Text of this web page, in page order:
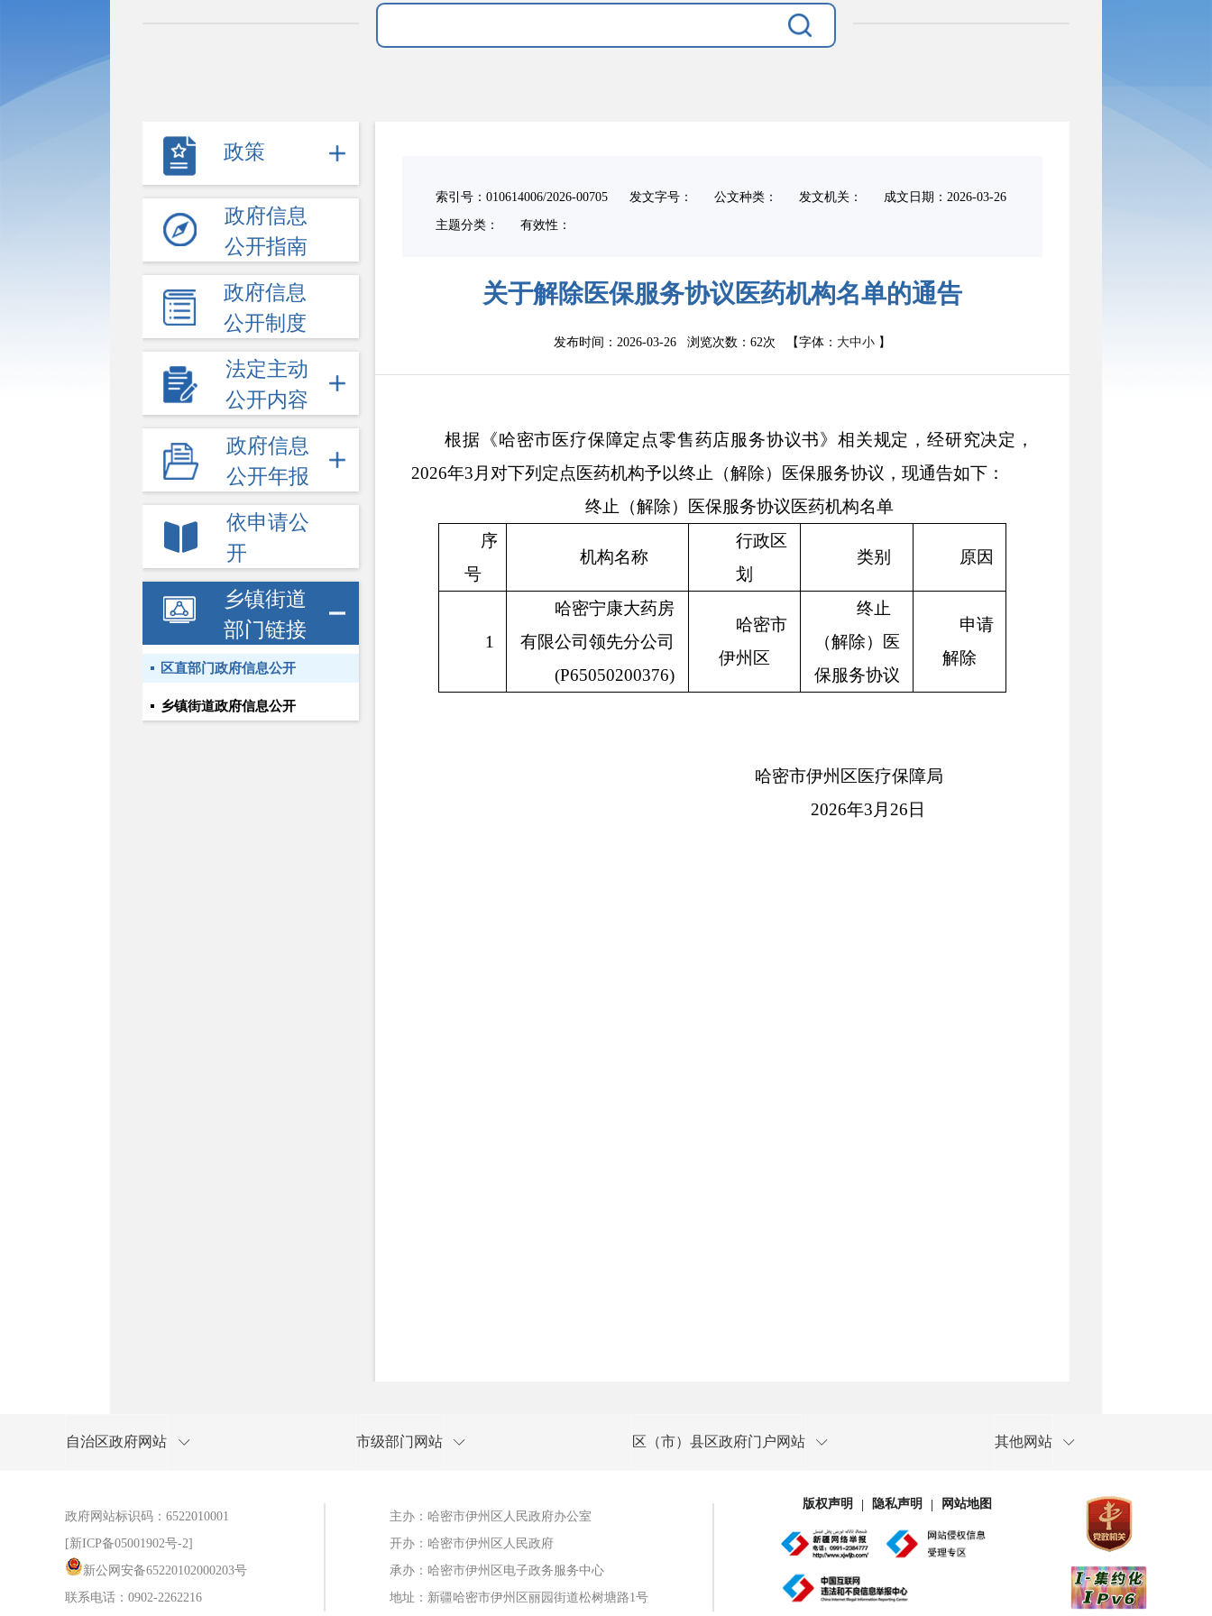
政策
政府信息
公开指南
政府信息
公开制度
法定主动
公开内容
政府信息
公开年报
依申请公
开
乡镇街道
部门链接
区直部门政府信息公开
乡镇街道政府信息公开
索引号：010614006/2026-00705 发文字号： 公文种类： 发文机关： 成文日期： 2026-03-26
主题分类： 有效性：
关于解除医保服务协议医药机构名单的通告
发布时间：2026-03-26 浏览次数： 62次 【字体： 大中小 】
根据《哈密市医疗保障定点零售药店服务协议书》相关规定，经研究决定，
2026年3月对下列 定点 医药机构予以终止（解除）医保服务协议，现通告如下：
终止（解除）医保服务协议医药机构名单
序
号
机构名称
行政区
划
类别 原因
1
哈密宁康大药房
有限公司领先分公司
(P65050200376)
哈密市
伊州区
终止
（解除）医
保服务协议
申请
解除
哈密市伊州区医疗保障局
2026年3 月 26日
自治区政府网站 市级部门网站 区（市）县区政府门户网站 其他网站
政府网站标识码：6522010001
[新ICP备05001902号-2]
新公网安备65220102000203号
联系电话：0902-2262216
主办：哈密市伊州区人民政府办公室
开办：哈密市伊州区人民政府
承办：哈密市伊州区电子政务服务中心
地址：新疆哈密市伊州区丽园街道松树塘路1号
版权声明 隐私声明 网站地图